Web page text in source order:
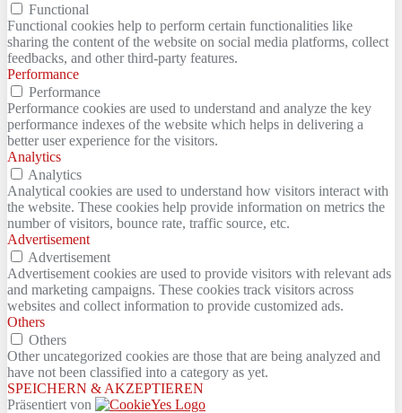
Functional
Functional cookies help to perform certain functionalities like
sharing the content of the website on social media platforms, collect
feedbacks, and other third-party features.
Performance
Performance
Performance cookies are used to understand and analyze the key
performance indexes of the website which helps in delivering a
better user experience for the visitors.
Analytics
Analytics
Analytical cookies are used to understand how visitors interact with
the website. These cookies help provide information on metrics the
number of visitors, bounce rate, traffic source, etc.
Advertisement
Advertisement
Advertisement cookies are used to provide visitors with relevant ads
and marketing campaigns. These cookies track visitors across
websites and collect information to provide customized ads.
Others
Others
Other uncategorized cookies are those that are being analyzed and
have not been classified into a category as yet.
SPEICHERN & AKZEPTIEREN
Präsentiert von